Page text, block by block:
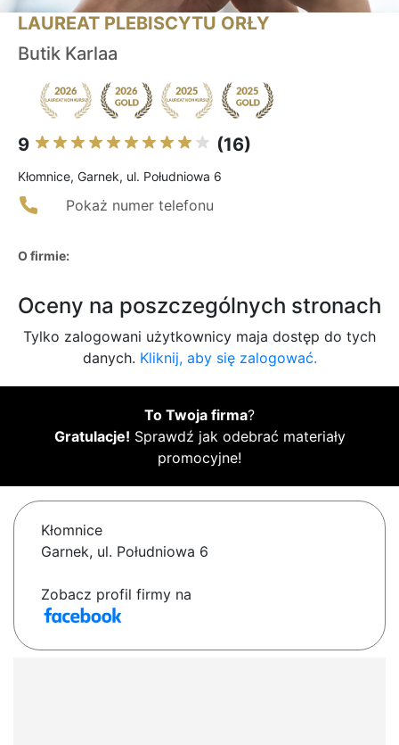
LAUREAT PLEBISCYTU ORŁY
Butik Karlaa
9 (16)
Kłomnice, Garnek, ul. Południowa 6
Pokaż numer telefonu
O firmie:
Oceny na poszczególnych stronach
Tylko zalogowani użytkownicy maja dostęp do tych
danych. Kliknij, aby się zalogować.
To Twoja firma?
Gratulacje! Sprawdź jak odebrać materiały
promocyjne!
Kłomnice
Garnek, ul. Południowa 6
Zobacz profil firmy na